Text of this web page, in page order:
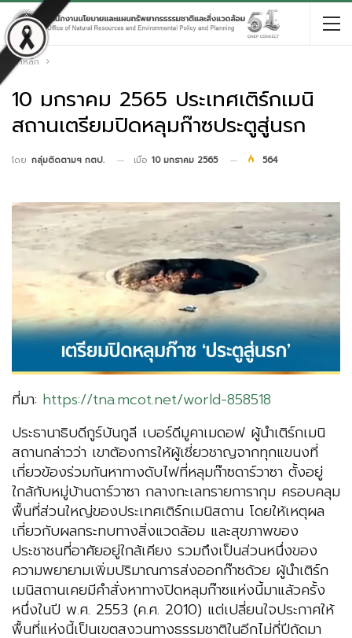
หน้าหลัก
10 มกราคม 2565 ประเทศเติร์กเมนิ
สถานเตรียมปิดหลุมก๊าซประตูสู่นรก
โดย กลุ่มติดตามฯ กตป. เมื่อ 10 มกราคม 2565 564
ที่มา: https://tna.mcot.net/world-858518
ประธานาธิบดีกูร์บันกูลี เบอร์ดีมูคาเมดอฟ ผู้นำเติร์กเมนิ
สถานกล่าวว่า เขาต้องการให้ผู้เชี่ยวชาญจากทุกแขนงที่
เกี่ยวข้องร่วมกันหาทางดับไฟที่หลุมก๊าซดาร์วาซา ตั้งอยู่
ใกล้กับหมู่บ้านดาร์วาซา กลางทะเลทรายการากุม ครอบคลุม
พื้นที่ส่วนใหญ่ของประเทศเติร์กเมนิสถาน โดยให้เหตุผล
เกี่ยวกับผลกระทบทางสิ่งแวดล้อม และสุขภาพของ
ประชาชนที่อาศัยอยู่ใกล้เคียง รวมถึงเป็นส่วนหนึ่งของ
ความพยายามเพิ่มปริมาณการส่งออกก๊าซด้วย ผู้นำเติร์ก
เมนิสถานเคยมีคำสั่งหาทางปิดหลุมก๊าซแห่งนี้มาแล้วครั้ง
หนึ่งในปี พ.ศ. 2553 (ค.ศ. 2010) แต่เปลี่ยนใจประกาศให้
พื้นที่แห่งนี้เป็นเขตสงวนทางธรรมชาติในอีกไม่กี่ปีถัดมา